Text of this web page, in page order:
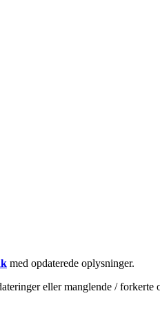
med opdaterede oplysninger.
eller manglende / forkerte